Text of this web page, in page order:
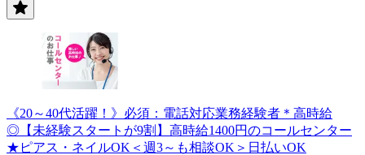
《20～40代活躍！》必須：電話対応業務経験者＊高時給
◎【未経験スタートが9割】高時給1400円のコールセンター
★ピアス・ネイルOK＜週3～も相談OK＞日払いOK